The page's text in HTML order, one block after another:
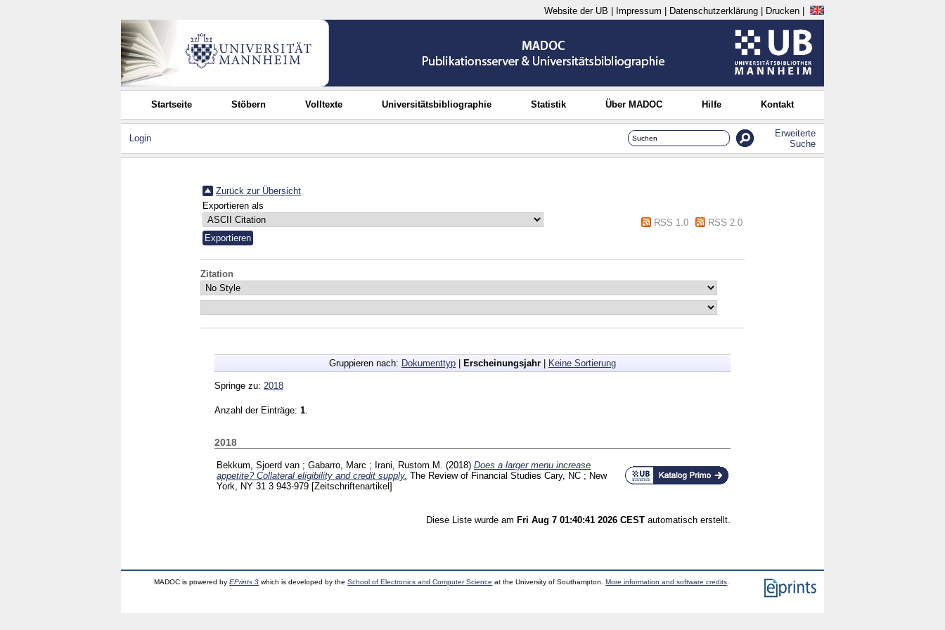
Website der UB Impressum Datenschutzerklärung Drucken
Startseite Stöbern Volltexte Universitätsbibliographie Statistik Über MADOC Hilfe Kontakt
Login
Erweiterte
Suche
Zurück zur Übersicht
Exportieren als
RSS 1.0
RSS 2.0
Zitation
Gruppieren nach: Dokumenttyp Erscheinungsjahr Keine Sortierung
Springe zu: 2018
Anzahl der Einträge: 1
2018
Bekkum, Sjoerd van ; Gabarro, Marc ; Irani, Rustom M. (2018) Does a larger menu increase
appetite? Collateral eligibility and credit supply. The Review of Financial Studies Cary, NC ; New
York, NY 31 3 943-979 [Zeitschriftenartikel]
Diese Liste wurde am Fri Aug 7 01:40:41 2026 CEST automatisch erstellt.
MADOC is powered byEPrints 3 which is developed by theSchool of Electronics and Computer Science at the University of Southampton.More information and software credits